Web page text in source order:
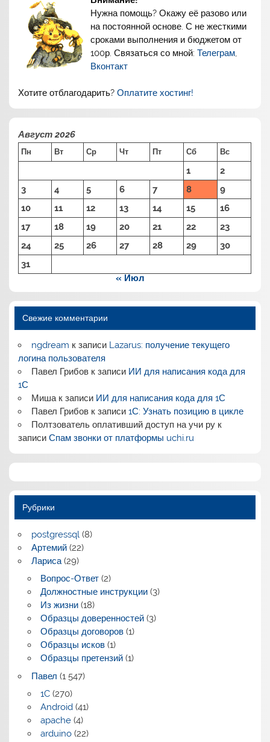
Нужна помощь? Окажу её разово или
на постоянной основе. С не жесткими
сроками выполнения и бюджетом от
100р. Связаться со мной:Телеграм,
Вконтакт
Хотите отблагодарить?Оплатите хостинг!
Август 2026
Пн Вт Ср Чт Пт Сб Вс
1
2
3
4 5 6 7 8
9
10
11 12 13 14 15
16
17
18 19 20 21 22
23
24
25 26 27 28 29
30
31
« Июл
Свежие комментарии
ngdream к записи Lazarus: получение текущего
логина пользователя
Павел Грибовк записи ИИ для написания кода для
1С
Мишак записи ИИ для написания кода для 1С
Павел Грибовк записи 1С: Узнать позицию в цикле
Полтзователь оплативший доступ на учи рук
записиСпам звонки от платформы uchi.ru
Рубрики
postgressql(8)
Артемий(22)
Лариса(29)
Вопрос-Ответ(2)
Должностные инструкции(3)
Из жизни(18)
Образцы доверенностей(3)
Образцы договоров(1)
Образцы исков(1)
Образцы претензий(1)
Павел (1 547)
1C(270)
Android(41)
apache(4)
arduino(22)